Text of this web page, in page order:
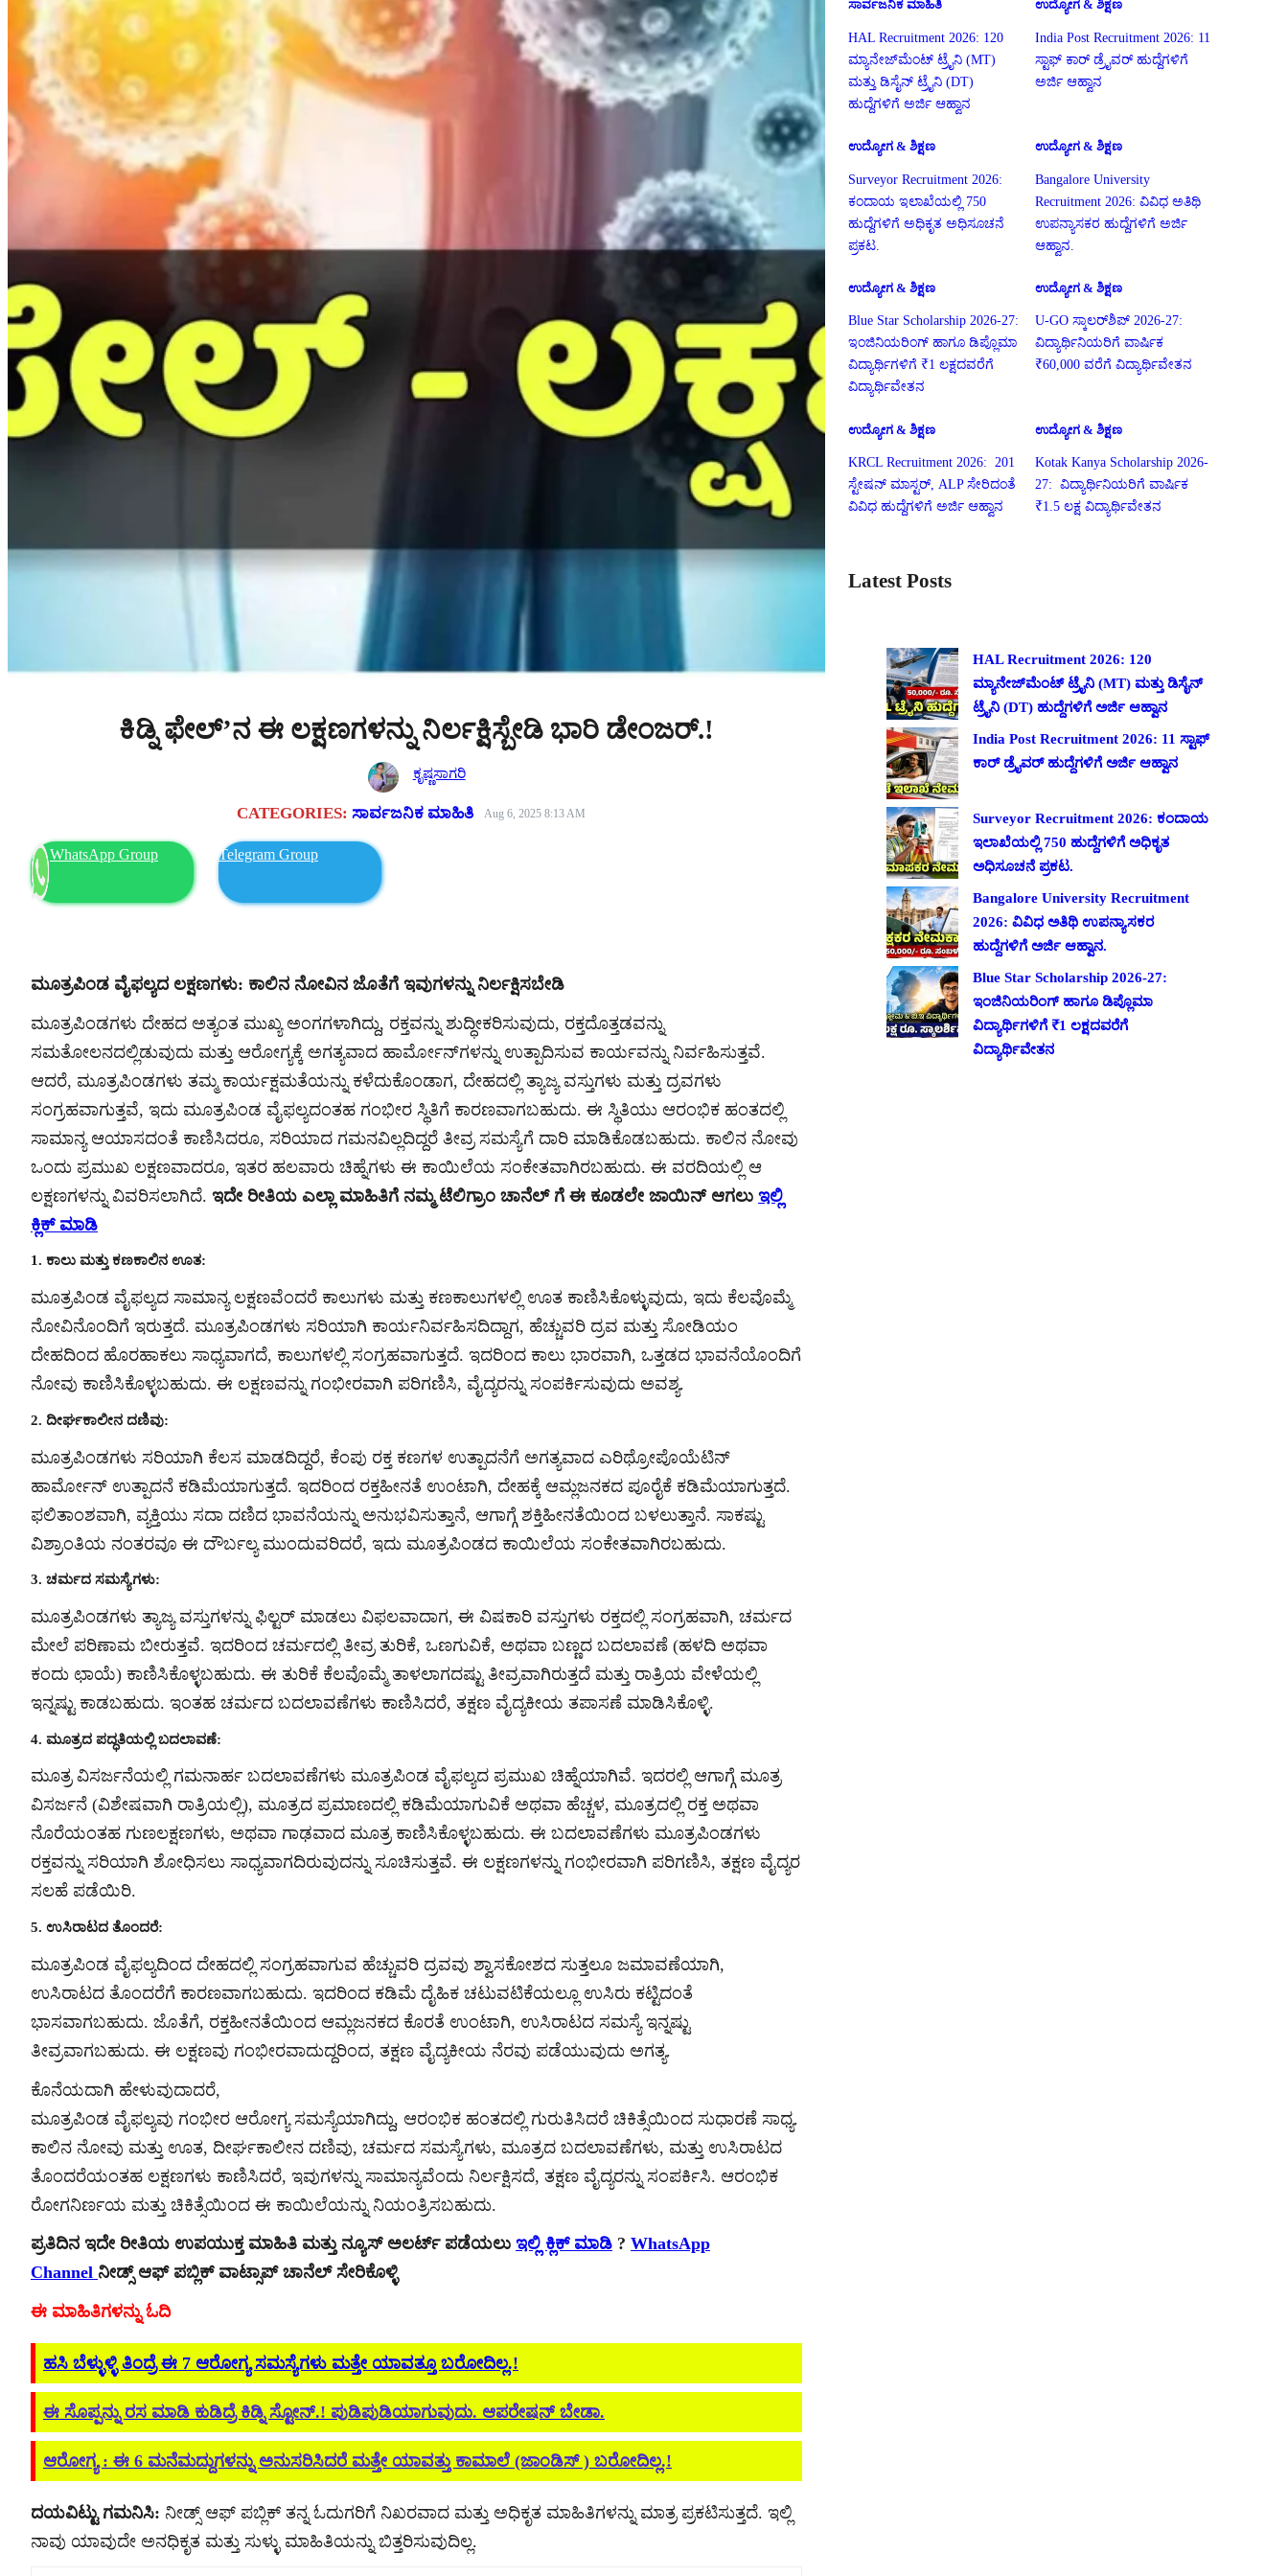
ಕಿಡ್ನಿ ಫೇಲ್’ನ ಈ ಲಕ್ಷಣಗಳನ್ನು ನಿರ್ಲಕ್ಷಿಸ್ಬೇಡಿ ಭಾರಿ ಡೇಂಜರ್.!
ಕೃಷ್ಣಸಾಗರಿ
CATEGORIES:ಸಾರ್ವಜನಿಕ ಮಾಹಿತಿ Aug 6, 2025 8:13 AM
WhatsApp Group Telegram Group
ಮೂತ್ರಪಿಂಡ ವೈಫಲ್ಯದ ಲಕ್ಷಣಗಳು: ಕಾಲಿನ ನೋವಿನ ಜೊತೆಗೆ ಇವುಗಳನ್ನು ನಿರ್ಲಕ್ಷಿಸಬೇಡಿ
ಮೂತ್ರಪಿಂಡಗಳು ದೇಹದ ಅತ್ಯಂತ ಮುಖ್ಯ ಅಂಗಗಳಾಗಿದ್ದು, ರಕ್ತವನ್ನು ಶುದ್ಧೀಕರಿಸುವುದು, ರಕ್ತದೊತ್ತಡವನ್ನು
ಸಮತೋಲನದಲ್ಲಿಡುವುದು ಮತ್ತು ಆರೋಗ್ಯಕ್ಕೆ ಅಗತ್ಯವಾದ ಹಾರ್ಮೋನ್‌ಗಳನ್ನು ಉತ್ಪಾದಿಸುವ ಕಾರ್ಯವನ್ನು ನಿರ್ವಹಿಸುತ್ತವೆ.
ಆದರೆ, ಮೂತ್ರಪಿಂಡಗಳು ತಮ್ಮ ಕಾರ್ಯಕ್ಷಮತೆಯನ್ನು ಕಳೆದುಕೊಂಡಾಗ, ದೇಹದಲ್ಲಿ ತ್ಯಾಜ್ಯ ವಸ್ತುಗಳು ಮತ್ತು ದ್ರವಗಳು
ಸಂಗ್ರಹವಾಗುತ್ತವೆ, ಇದು ಮೂತ್ರಪಿಂಡ ವೈಫಲ್ಯದಂತಹ ಗಂಭೀರ ಸ್ಥಿತಿಗೆ ಕಾರಣವಾಗಬಹುದು. ಈ ಸ್ಥಿತಿಯು ಆರಂಭಿಕ ಹಂತದಲ್ಲಿ
ಸಾಮಾನ್ಯ ಆಯಾಸದಂತೆ ಕಾಣಿಸಿದರೂ, ಸರಿಯಾದ ಗಮನವಿಲ್ಲದಿದ್ದರೆ ತೀವ್ರ ಸಮಸ್ಯೆಗೆ ದಾರಿ ಮಾಡಿಕೊಡಬಹುದು. ಕಾಲಿನ ನೋವು
ಒಂದು ಪ್ರಮುಖ ಲಕ್ಷಣವಾದರೂ, ಇತರ ಹಲವಾರು ಚಿಹ್ನೆಗಳು ಈ ಕಾಯಿಲೆಯ ಸಂಕೇತವಾಗಿರಬಹುದು. ಈ ವರದಿಯಲ್ಲಿ ಆ
ಲಕ್ಷಣಗಳನ್ನು ವಿವರಿಸಲಾಗಿದೆ. ಇದೇ ರೀತಿಯ ಎಲ್ಲಾ ಮಾಹಿತಿಗೆ ನಮ್ಮ ಟೆಲಿಗ್ರಾಂ ಚಾನೆಲ್ ಗೆ ಈ ಕೂಡಲೇ ಜಾಯಿನ್ ಆಗಲು ಇಲ್ಲಿ
ಕ್ಲಿಕ್ ಮಾಡಿ
1. ಕಾಲು ಮತ್ತು ಕಣಕಾಲಿನ ಊತ:
ಮೂತ್ರಪಿಂಡ ವೈಫಲ್ಯದ ಸಾಮಾನ್ಯ ಲಕ್ಷಣವೆಂದರೆ ಕಾಲುಗಳು ಮತ್ತು ಕಣಕಾಲುಗಳಲ್ಲಿ ಊತ ಕಾಣಿಸಿಕೊಳ್ಳುವುದು, ಇದು ಕೆಲವೊಮ್ಮೆ
ನೋವಿನೊಂದಿಗೆ ಇರುತ್ತದೆ. ಮೂತ್ರಪಿಂಡಗಳು ಸರಿಯಾಗಿ ಕಾರ್ಯನಿರ್ವಹಿಸದಿದ್ದಾಗ, ಹೆಚ್ಚುವರಿ ದ್ರವ ಮತ್ತು ಸೋಡಿಯಂ
ದೇಹದಿಂದ ಹೊರಹಾಕಲು ಸಾಧ್ಯವಾಗದೆ, ಕಾಲುಗಳಲ್ಲಿ ಸಂಗ್ರಹವಾಗುತ್ತದೆ. ಇದರಿಂದ ಕಾಲು ಭಾರವಾಗಿ, ಒತ್ತಡದ ಭಾವನೆಯೊಂದಿಗೆ
ನೋವು ಕಾಣಿಸಿಕೊಳ್ಳಬಹುದು. ಈ ಲಕ್ಷಣವನ್ನು ಗಂಭೀರವಾಗಿ ಪರಿಗಣಿಸಿ, ವೈದ್ಯರನ್ನು ಸಂಪರ್ಕಿಸುವುದು ಅವಶ್ಯ.
2. ದೀರ್ಘಕಾಲೀನ ದಣಿವು:
ಮೂತ್ರಪಿಂಡಗಳು ಸರಿಯಾಗಿ ಕೆಲಸ ಮಾಡದಿದ್ದರೆ, ಕೆಂಪು ರಕ್ತ ಕಣಗಳ ಉತ್ಪಾದನೆಗೆ ಅಗತ್ಯವಾದ ಎರಿಥ್ರೋಪೊಯೆಟಿನ್
ಹಾರ್ಮೋನ್ ಉತ್ಪಾದನೆ ಕಡಿಮೆಯಾಗುತ್ತದೆ. ಇದರಿಂದ ರಕ್ತಹೀನತೆ ಉಂಟಾಗಿ, ದೇಹಕ್ಕೆ ಆಮ್ಲಜನಕದ ಪೂರೈಕೆ ಕಡಿಮೆಯಾಗುತ್ತದೆ.
ಫಲಿತಾಂಶವಾಗಿ, ವ್ಯಕ್ತಿಯು ಸದಾ ದಣಿದ ಭಾವನೆಯನ್ನು ಅನುಭವಿಸುತ್ತಾನೆ, ಆಗಾಗ್ಗೆ ಶಕ್ತಿಹೀನತೆಯಿಂದ ಬಳಲುತ್ತಾನೆ. ಸಾಕಷ್ಟು
ವಿಶ್ರಾಂತಿಯ ನಂತರವೂ ಈ ದೌರ್ಬಲ್ಯ ಮುಂದುವರಿದರೆ, ಇದು ಮೂತ್ರಪಿಂಡದ ಕಾಯಿಲೆಯ ಸಂಕೇತವಾಗಿರಬಹುದು.
3. ಚರ್ಮದ ಸಮಸ್ಯೆಗಳು:
ಮೂತ್ರಪಿಂಡಗಳು ತ್ಯಾಜ್ಯ ವಸ್ತುಗಳನ್ನು ಫಿಲ್ಟರ್ ಮಾಡಲು ವಿಫಲವಾದಾಗ, ಈ ವಿಷಕಾರಿ ವಸ್ತುಗಳು ರಕ್ತದಲ್ಲಿ ಸಂಗ್ರಹವಾಗಿ, ಚರ್ಮದ
ಮೇಲೆ ಪರಿಣಾಮ ಬೀರುತ್ತವೆ. ಇದರಿಂದ ಚರ್ಮದಲ್ಲಿ ತೀವ್ರ ತುರಿಕೆ, ಒಣಗುವಿಕೆ, ಅಥವಾ ಬಣ್ಣದ ಬದಲಾವಣೆ (ಹಳದಿ ಅಥವಾ
ಕಂದು ಛಾಯೆ) ಕಾಣಿಸಿಕೊಳ್ಳಬಹುದು. ಈ ತುರಿಕೆ ಕೆಲವೊಮ್ಮೆ ತಾಳಲಾಗದಷ್ಟು ತೀವ್ರವಾಗಿರುತ್ತದೆ ಮತ್ತು ರಾತ್ರಿಯ ವೇಳೆಯಲ್ಲಿ
ಇನ್ನಷ್ಟು ಕಾಡಬಹುದು. ಇಂತಹ ಚರ್ಮದ ಬದಲಾವಣೆಗಳು ಕಾಣಿಸಿದರೆ, ತಕ್ಷಣ ವೈದ್ಯಕೀಯ ತಪಾಸಣೆ ಮಾಡಿಸಿಕೊಳ್ಳಿ.
4. ಮೂತ್ರದ ಪದ್ಧತಿಯಲ್ಲಿ ಬದಲಾವಣೆ:
ಮೂತ್ರ ವಿಸರ್ಜನೆಯಲ್ಲಿ ಗಮನಾರ್ಹ ಬದಲಾವಣೆಗಳು ಮೂತ್ರಪಿಂಡ ವೈಫಲ್ಯದ ಪ್ರಮುಖ ಚಿಹ್ನೆಯಾಗಿವೆ. ಇದರಲ್ಲಿ ಆಗಾಗ್ಗೆ ಮೂತ್ರ
ವಿಸರ್ಜನೆ (ವಿಶೇಷವಾಗಿ ರಾತ್ರಿಯಲ್ಲಿ), ಮೂತ್ರದ ಪ್ರಮಾಣದಲ್ಲಿ ಕಡಿಮೆಯಾಗುವಿಕೆ ಅಥವಾ ಹೆಚ್ಚಳ, ಮೂತ್ರದಲ್ಲಿ ರಕ್ತ ಅಥವಾ
ನೊರೆಯಂತಹ ಗುಣಲಕ್ಷಣಗಳು, ಅಥವಾ ಗಾಢವಾದ ಮೂತ್ರ ಕಾಣಿಸಿಕೊಳ್ಳಬಹುದು. ಈ ಬದಲಾವಣೆಗಳು ಮೂತ್ರಪಿಂಡಗಳು
ರಕ್ತವನ್ನು ಸರಿಯಾಗಿ ಶೋಧಿಸಲು ಸಾಧ್ಯವಾಗದಿರುವುದನ್ನು ಸೂಚಿಸುತ್ತವೆ. ಈ ಲಕ್ಷಣಗಳನ್ನು ಗಂಭೀರವಾಗಿ ಪರಿಗಣಿಸಿ, ತಕ್ಷಣ ವೈದ್ಯರ
ಸಲಹೆ ಪಡೆಯಿರಿ.
5. ಉಸಿರಾಟದ ತೊಂದರೆ:
ಮೂತ್ರಪಿಂಡ ವೈಫಲ್ಯದಿಂದ ದೇಹದಲ್ಲಿ ಸಂಗ್ರಹವಾಗುವ ಹೆಚ್ಚುವರಿ ದ್ರವವು ಶ್ವಾಸಕೋಶದ ಸುತ್ತಲೂ ಜಮಾವಣೆಯಾಗಿ,
ಉಸಿರಾಟದ ತೊಂದರೆಗೆ ಕಾರಣವಾಗಬಹುದು. ಇದರಿಂದ ಕಡಿಮೆ ದೈಹಿಕ ಚಟುವಟಿಕೆಯಲ್ಲೂ ಉಸಿರು ಕಟ್ಟಿದಂತೆ
ಭಾಸವಾಗಬಹುದು. ಜೊತೆಗೆ, ರಕ್ತಹೀನತೆಯಿಂದ ಆಮ್ಲಜನಕದ ಕೊರತೆ ಉಂಟಾಗಿ, ಉಸಿರಾಟದ ಸಮಸ್ಯೆ ಇನ್ನಷ್ಟು
ತೀವ್ರವಾಗಬಹುದು. ಈ ಲಕ್ಷಣವು ಗಂಭೀರವಾದುದ್ದರಿಂದ, ತಕ್ಷಣ ವೈದ್ಯಕೀಯ ನೆರವು ಪಡೆಯುವುದು ಅಗತ್ಯ.
ಕೊನೆಯದಾಗಿ ಹೇಳುವುದಾದರೆ,
ಮೂತ್ರಪಿಂಡ ವೈಫಲ್ಯವು ಗಂಭೀರ ಆರೋಗ್ಯ ಸಮಸ್ಯೆಯಾಗಿದ್ದು, ಆರಂಭಿಕ ಹಂತದಲ್ಲಿ ಗುರುತಿಸಿದರೆ ಚಿಕಿತ್ಸೆಯಿಂದ ಸುಧಾರಣೆ ಸಾಧ್ಯ.
ಕಾಲಿನ ನೋವು ಮತ್ತು ಊತ, ದೀರ್ಘಕಾಲೀನ ದಣಿವು, ಚರ್ಮದ ಸಮಸ್ಯೆಗಳು, ಮೂತ್ರದ ಬದಲಾವಣೆಗಳು, ಮತ್ತು ಉಸಿರಾಟದ
ತೊಂದರೆಯಂತಹ ಲಕ್ಷಣಗಳು ಕಾಣಿಸಿದರೆ, ಇವುಗಳನ್ನು ಸಾಮಾನ್ಯವೆಂದು ನಿರ್ಲಕ್ಷಿಸದೆ, ತಕ್ಷಣ ವೈದ್ಯರನ್ನು ಸಂಪರ್ಕಿಸಿ. ಆರಂಭಿಕ
ರೋಗನಿರ್ಣಯ ಮತ್ತು ಚಿಕಿತ್ಸೆಯಿಂದ ಈ ಕಾಯಿಲೆಯನ್ನು ನಿಯಂತ್ರಿಸಬಹುದು.
ಪ್ರತಿದಿನ ಇದೇ ರೀತಿಯ ಉಪಯುಕ್ತ ಮಾಹಿತಿ ಮತ್ತು ನ್ಯೂಸ್ ಅಲರ್ಟ್ ಪಡೆಯಲು ಇಲ್ಲಿ ಕ್ಲಿಕ್ ಮಾಡಿ ? WhatsApp
Channel ನೀಡ್ಸ್ ಆಫ್ ಪಬ್ಲಿಕ್ ವಾಟ್ಸಾಪ್ ಚಾನೆಲ್ ಸೇರಿಕೊಳ್ಳಿ
ಈ ಮಾಹಿತಿಗಳನ್ನು ಓದಿ
ಹಸಿ ಬೆಳ್ಳುಳ್ಳಿ ತಿಂದ್ರೆ ಈ 7 ಆರೋಗ್ಯ ಸಮಸ್ಯೆಗಳು ಮತ್ತೇ ಯಾವತ್ತೂ ಬರೋದಿಲ್ಲ.!
ಈ ಸೊಪ್ಪನ್ನು ರಸ ಮಾಡಿ ಕುಡಿದ್ರೆ ಕಿಡ್ನಿ ಸ್ಟೋನ್.! ಪುಡಿಪುಡಿಯಾಗುವುದು. ಆಪರೇಷನ್ ಬೇಡಾ.
ಆರೋಗ್ಯ : ಈ 6 ಮನೆಮದ್ದುಗಳನ್ನು ಅನುಸರಿಸಿದರೆ ಮತ್ತೇ ಯಾವತ್ತು ಕಾಮಾಲೆ (ಜಾಂಡಿಸ್ ) ಬರೋದಿಲ್ಲ.!
ದಯವಿಟ್ಟು ಗಮನಿಸಿ: ನೀಡ್ಸ್ ಆಫ್ ಪಬ್ಲಿಕ್ ತನ್ನ ಓದುಗರಿಗೆ ನಿಖರವಾದ ಮತ್ತು ಅಧಿಕೃತ ಮಾಹಿತಿಗಳನ್ನು ಮಾತ್ರ ಪ್ರಕಟಿಸುತ್ತದೆ. ಇಲ್ಲಿ
ನಾವು ಯಾವುದೇ ಅನಧಿಕೃತ ಮತ್ತು ಸುಳ್ಳು ಮಾಹಿತಿಯನ್ನು ಬಿತ್ತರಿಸುವುದಿಲ್ಲ.
ಸಾರ್ವಜನಿಕ ಮಾಹಿತಿ
HAL Recruitment 2026: 120
ಮ್ಯಾನೇಜ್‌ಮೆಂಟ್ ಟ್ರೈನಿ (MT)
ಮತ್ತು ಡಿಸೈನ್ ಟ್ರೈನಿ (DT)
ಹುದ್ದೆಗಳಿಗೆ ಅರ್ಜಿ ಆಹ್ವಾನ
ಉದ್ಯೋಗ & ಶಿಕ್ಷಣ
India Post Recruitment 2026: 11
ಸ್ಟಾಫ್ ಕಾರ್ ಡ್ರೈವರ್ ಹುದ್ದೆಗಳಿಗೆ
ಅರ್ಜಿ ಆಹ್ವಾನ
ಉದ್ಯೋಗ & ಶಿಕ್ಷಣ
Surveyor Recruitment 2026:
ಕಂದಾಯ ಇಲಾಖೆಯಲ್ಲಿ 750
ಹುದ್ದೆಗಳಿಗೆ ಅಧಿಕೃತ ಅಧಿಸೂಚನೆ
ಪ್ರಕಟ.
ಉದ್ಯೋಗ & ಶಿಕ್ಷಣ
Bangalore University
Recruitment 2026: ವಿವಿಧ ಅತಿಥಿ
ಉಪನ್ಯಾಸಕರ ಹುದ್ದೆಗಳಿಗೆ ಅರ್ಜಿ
ಆಹ್ವಾನ.
ಉದ್ಯೋಗ & ಶಿಕ್ಷಣ
Blue Star Scholarship 2026-27:
ಇಂಜಿನಿಯರಿಂಗ್ ಹಾಗೂ ಡಿಪ್ಲೊಮಾ
ವಿದ್ಯಾರ್ಥಿಗಳಿಗೆ ₹1 ಲಕ್ಷದವರೆಗೆ
ವಿದ್ಯಾರ್ಥಿವೇತನ
ಉದ್ಯೋಗ & ಶಿಕ್ಷಣ
U-GO ಸ್ಕಾಲರ್‌ಶಿಪ್ 2026-27:
ವಿದ್ಯಾರ್ಥಿನಿಯರಿಗೆ ವಾರ್ಷಿಕ
₹60,000 ವರೆಗೆ ವಿದ್ಯಾರ್ಥಿವೇತನ
ಉದ್ಯೋಗ & ಶಿಕ್ಷಣ
KRCL Recruitment 2026: 201
ಸ್ಟೇಷನ್ ಮಾಸ್ಟರ್, ALP ಸೇರಿದಂತೆ
ವಿವಿಧ ಹುದ್ದೆಗಳಿಗೆ ಅರ್ಜಿ ಆಹ್ವಾನ
ಉದ್ಯೋಗ & ಶಿಕ್ಷಣ
Kotak Kanya Scholarship 2026-
27: ವಿದ್ಯಾರ್ಥಿನಿಯರಿಗೆ ವಾರ್ಷಿಕ
₹1.5 ಲಕ್ಷ ವಿದ್ಯಾರ್ಥಿವೇತನ
Latest Posts
HAL Recruitment 2026: 120
ಮ್ಯಾನೇಜ್‌ಮೆಂಟ್ ಟ್ರೈನಿ (MT) ಮತ್ತು ಡಿಸೈನ್
ಟ್ರೈನಿ (DT) ಹುದ್ದೆಗಳಿಗೆ ಅರ್ಜಿ ಆಹ್ವಾನ
India Post Recruitment 2026: 11 ಸ್ಟಾಫ್
ಕಾರ್ ಡ್ರೈವರ್ ಹುದ್ದೆಗಳಿಗೆ ಅರ್ಜಿ ಆಹ್ವಾನ
Surveyor Recruitment 2026: ಕಂದಾಯ
ಇಲಾಖೆಯಲ್ಲಿ 750 ಹುದ್ದೆಗಳಿಗೆ ಅಧಿಕೃತ
ಅಧಿಸೂಚನೆ ಪ್ರಕಟ.
Bangalore University Recruitment
2026: ವಿವಿಧ ಅತಿಥಿ ಉಪನ್ಯಾಸಕರ
ಹುದ್ದೆಗಳಿಗೆ ಅರ್ಜಿ ಆಹ್ವಾನ.
Blue Star Scholarship 2026-27:
ಇಂಜಿನಿಯರಿಂಗ್ ಹಾಗೂ ಡಿಪ್ಲೊಮಾ
ವಿದ್ಯಾರ್ಥಿಗಳಿಗೆ ₹1 ಲಕ್ಷದವರೆಗೆ
ವಿದ್ಯಾರ್ಥಿವೇತನ